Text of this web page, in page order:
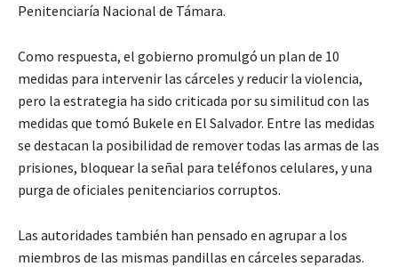
Penitenciaría Nacional de Támara.
Como respuesta, el gobierno promulgó un plan de 10
medidas para intervenir las cárceles y reducir la violencia,
pero la estrategia ha sido criticada por su similitud con las
medidas que tomó Bukele en El Salvador. Entre las medidas
se destacan la posibilidad de remover todas las armas de las
prisiones, bloquear la señal para teléfonos celulares, y una
purga de oficiales penitenciarios corruptos.
Las autoridades también han pensado en agrupar a los
miembros de las mismas pandillas en cárceles separadas.